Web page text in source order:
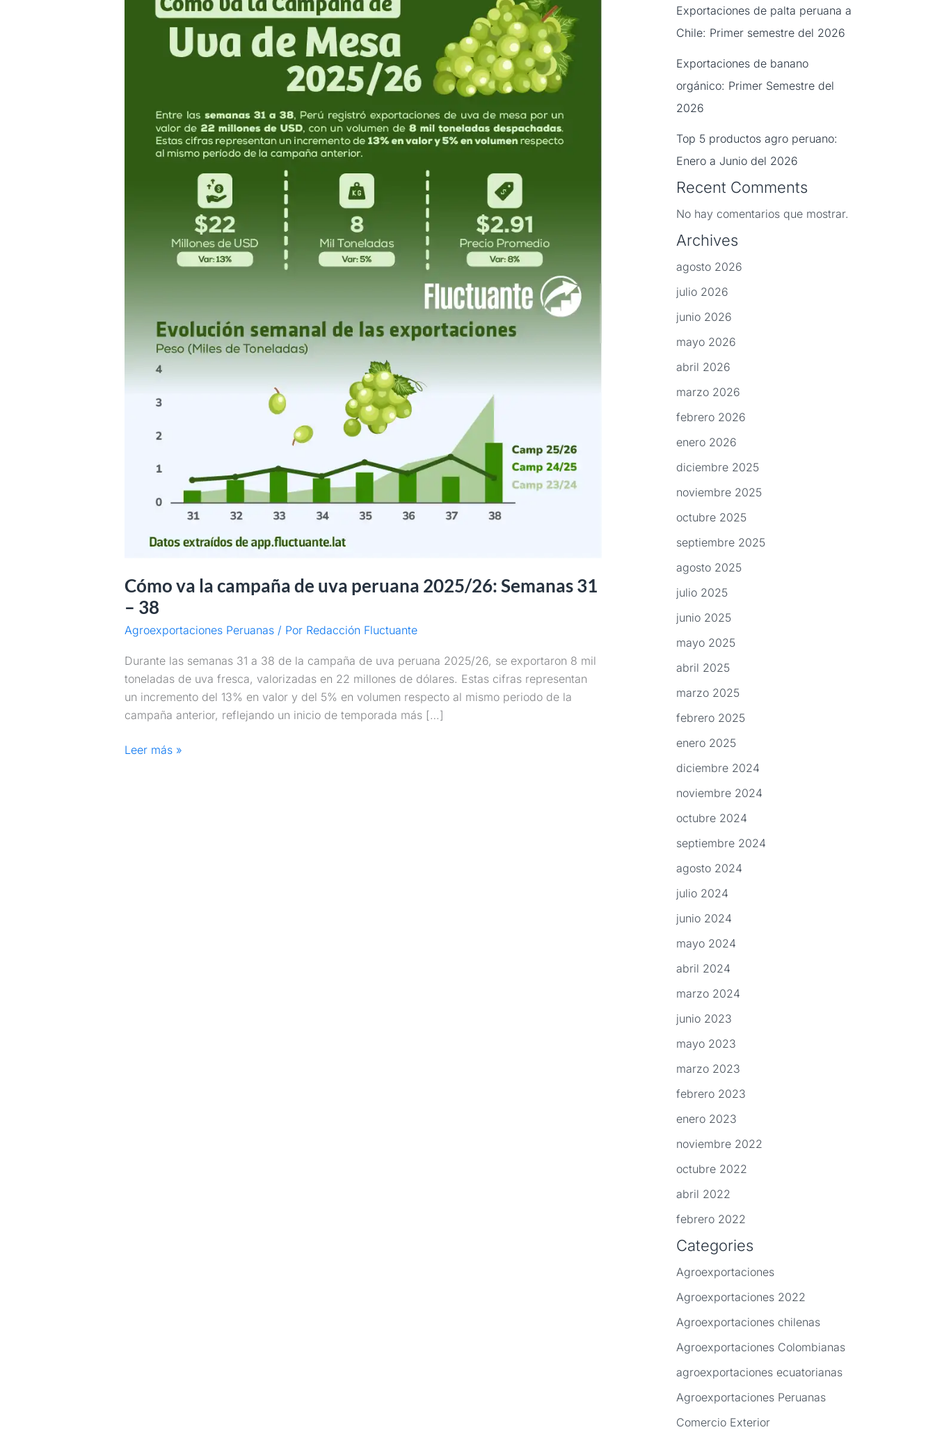
Cómo va la campaña de uva peruana 2025/26: Semanas 31
– 38
Agroexportaciones Peruanas/ Por Redacción Fluctuante
Durante las semanas 31 a 38 de la campaña de uva peruana 2025/26, se exportaron 8 mil
toneladas de uva fresca, valorizadas en 22 millones de dólares. Estas cifras representan
un incremento del 13% en valor y del 5% en volumen respecto al mismo periodo de la
campaña anterior, reflejando un inicio de temporada más […]
campaña
Semanas
Leer más »
Exportaciones de palta peruana a
Chile: Primer semestre del 2026
Exportaciones de banano
orgánico: Primer Semestre del
2026
Top 5 productos agro peruano:
Enero a Junio del 2026
Recent Comments
No hay comentarios que mostrar.
Archives
agosto 2026
julio 2026
junio 2026
mayo 2026
abril 2026
marzo 2026
febrero 2026
enero 2026
diciembre 2025
noviembre 2025
octubre 2025
septiembre 2025
agosto 2025
julio 2025
junio 2025
mayo 2025
abril 2025
marzo 2025
febrero 2025
enero 2025
diciembre 2024
noviembre 2024
octubre 2024
septiembre 2024
agosto 2024
julio 2024
junio 2024
mayo 2024
abril 2024
marzo 2024
junio 2023
mayo 2023
marzo 2023
febrero 2023
enero 2023
noviembre 2022
octubre 2022
abril 2022
febrero 2022
Categories
Agroexportaciones
Agroexportaciones 2022
Agroexportaciones chilenas
Agroexportaciones Colombianas
agroexportaciones ecuatorianas
Agroexportaciones Peruanas
Comercio Exterior